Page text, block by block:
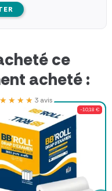
ce
acheté :
-10,18 €
3 avis